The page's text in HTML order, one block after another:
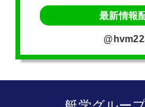
最新情報